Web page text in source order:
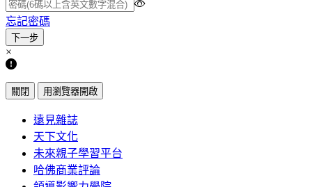
忘記密碼
×
關閉 用瀏覽器開啟
遠見雜誌
天下文化
未來親子學習平台
哈佛商業評論